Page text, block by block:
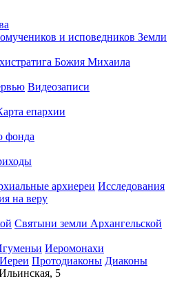
Видеозаписи
епархии
фонда
архиереи Исследования
на веру
Святыни земли Архангельской
Иеромонахи
Иереи Протодиаконы Диаконы
5